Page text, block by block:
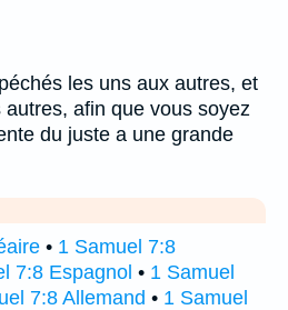
les uns aux autres, et
afin que vous soyez
du juste a une grande
• 1 Samuel 7:8
7:8 Espagnol • 1 Samuel
7:8 Allemand • 1 Samuel